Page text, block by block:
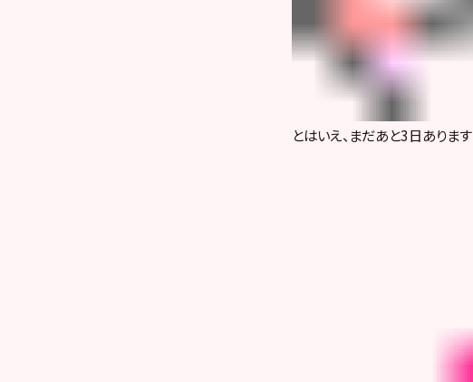
とはいえ、まだあと3日あります